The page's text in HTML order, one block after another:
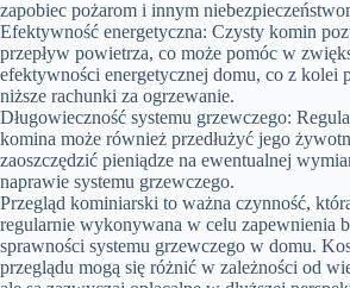
zapobiec pożarom i innym
Efektywność energetyczna: Czysty komin
przepływ powietrza, co może pomóc w
efektywności energetycznej domu, co z kolei
niższe rachunki za ogrzewanie.
Długowieczność systemu grzewczego:
komina może również przedłużyć jego
zaoszczędzić pieniądze na ewentualnej
naprawie systemu grzewczego.
Przegląd kominiarski to ważna czynność,
regularnie wykonywana w celu zapewnienia
sprawności systemu grzewczego w domu.
przeglądu mogą się różnić w zależności od